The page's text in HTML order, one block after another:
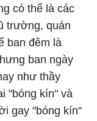
có thể là các
trường, quán
ban đêm là
ban ngày
như thầy
"bóng kín" và
gay "bóng kín"